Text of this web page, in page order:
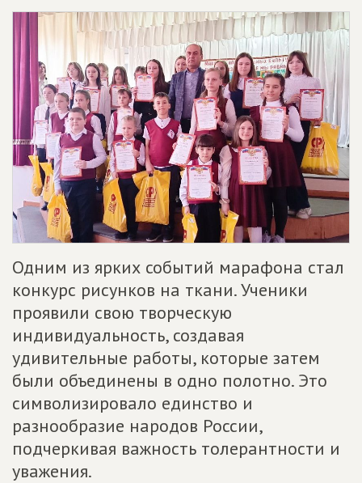
Одним из ярких событий марафона стал
конкурс рисунков на ткани. Ученики
проявили свою творческую
индивидуальность, создавая
удивительные работы, которые затем
были объединены в одно полотно. Это
символизировало единство и
разнообразие народов России,
подчеркивая важность толерантности и
уважения.